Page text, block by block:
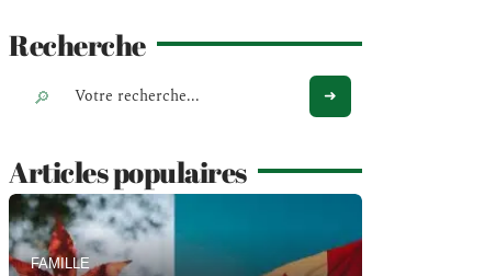
Recherche
Articles populaires
FAMILLE